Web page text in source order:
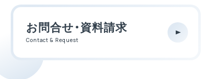
お問合せ・資料請求
Contact & Request